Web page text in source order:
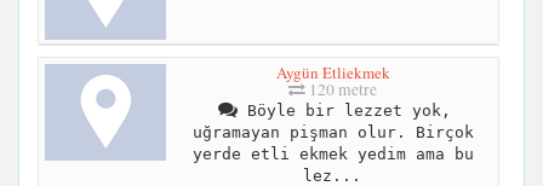
Aygün Etliekmek
120 metre
Böyle bir lezzet yok,
uğramayan pişman olur. Birçok
yerde etli ekmek yedim ama bu
lez...